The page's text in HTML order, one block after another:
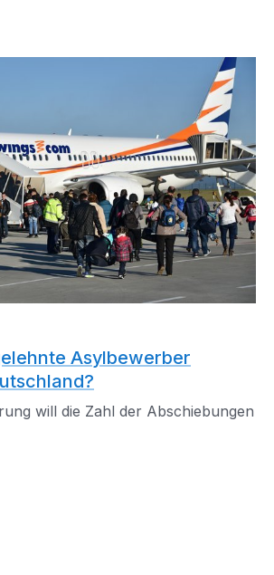
Asylbewerber
will die Zahl der Abschiebungen